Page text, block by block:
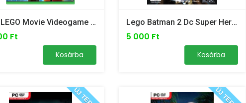
The LEGO Movie Videogame - Xbox One
Ft
Kosárba
Lego Batman 2 Dc Super Heroes (tok Nélkül) - PS Vita
5 000 Ft
Kosárba